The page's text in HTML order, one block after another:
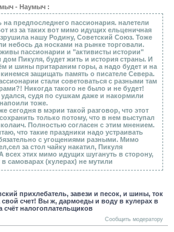
- Hаумыч :
на предпоследнего пассионария. налетели
из за таких вот мимо идущих ельценичная
нашу Родину, Советский Союз. Тоже
небось да носками на рынке торговали.
пассионарии и "активисты истории"
дом Пикуля, будет жить и история страны. И
и шины притараним горы, а надо будет и на
кинемся защищать память о писателе Севера.
стали советоваться с разными там
Никогда такого не было и не будет!
судя по сушкам даже и накормили
тоже.
сегодня в мэрии такой разговор, что этот
только потому, что в нем выступал
Полностью согласен с этим мнением.
что такие праздники надо устраивать
с угощениями разными. Мимо
за стол чайку накатил, Пикуля
всех этих мимо идущих шугануть в сторону,
самоварах (кулерах) не мутили
прихлебатель, завези и песок, и шины, ток
свой счет! Вы ж, дармоеды и воду в кулерах в
счёт налогоплательщиков
Сообщить модератору